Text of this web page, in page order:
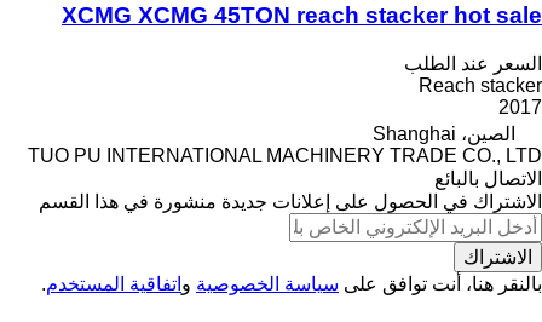
XCMG XCMG 45TON reach stacker hot sale
السعر عند الطلب
Reach stacker
2017
الصين، Shanghai
TUO PU INTERNATIONAL MACHINERY TRADE CO., LTD
الاتصال بالبائع
الاشتراك في الحصول على إعلانات جديدة منشورة في هذا القسم
الاشتراك
بالنقر هنا، أنت توافق على سياسة الخصوصية و اتفاقية المستخدم.